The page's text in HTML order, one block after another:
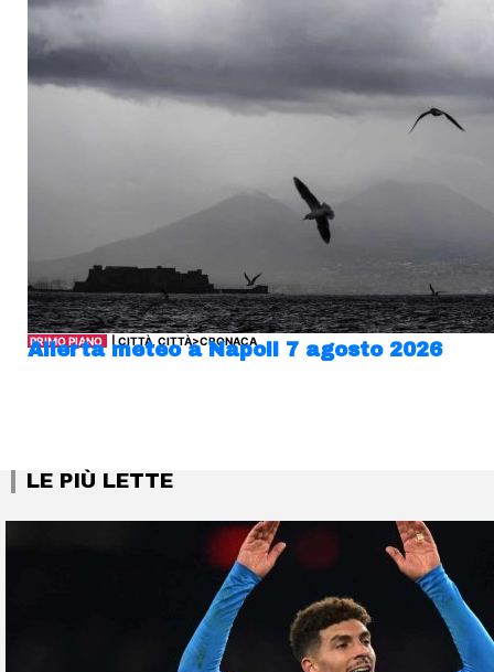
PRIMO PIANO | CITTÀ, CITTÀ>CRONACA
Allerta meteo a Napoli 7 agosto 2026
LE PIÙ LETTE